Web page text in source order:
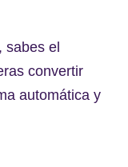
sabes el
convertir
automática y